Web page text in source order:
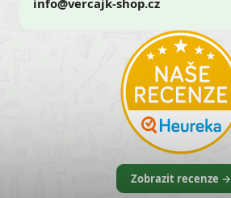
info@vercajk-shop.cz
Zobrazit recenze →